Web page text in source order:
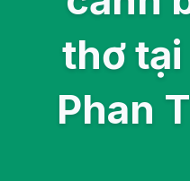
thơ tại
Phan